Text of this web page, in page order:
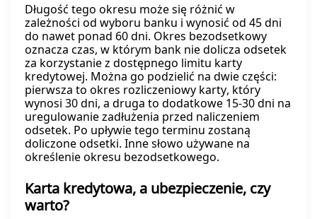
Długość tego okresu może się różnić w
zależności od wyboru banku i wynosić od 45 dni
do nawet ponad 60 dni. Okres bezodsetkowy
oznacza czas, w którym bank nie dolicza odsetek
za korzystanie z dostępnego limitu karty
kredytowej. Można go podzielić na dwie części:
pierwsza to okres rozliczeniowy karty, który
wynosi 30 dni, a druga to dodatkowe 15-30 dni na
uregulowanie zadłużenia przed naliczeniem
odsetek. Po upływie tego terminu zostaną
doliczone odsetki. Inne słowo używane na
określenie okresu bezodsetkowego.
Karta kredytowa, a ubezpieczenie, czy
warto?